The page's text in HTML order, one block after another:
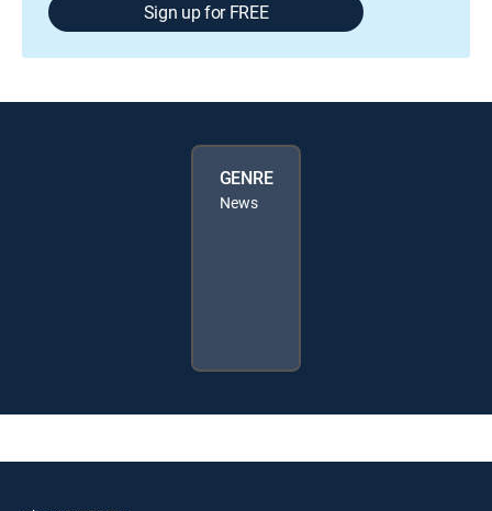
Sign up for FREE
GENRE
News